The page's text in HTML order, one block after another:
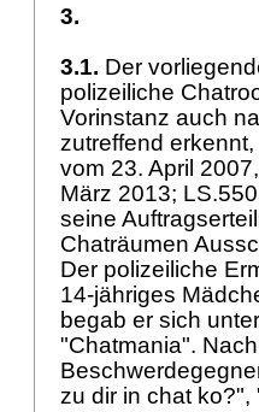
3.
3.1. Der
polizeiliche
Vorinstanz auch
zutreffend
vom 23. April
März 2013;
seine
Chaträumen
Der polizeiliche
14-jähriges
begab er sich
"Chatmania".
zu dir in chat